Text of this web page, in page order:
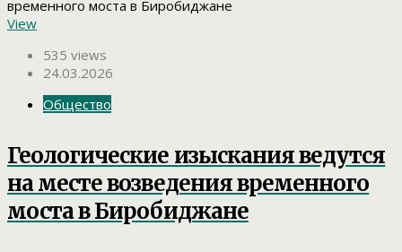
View
535 views
24.03.2026
Общество
Геологические изыскания ведутся
на месте возведения временного
моста в Биробиджане